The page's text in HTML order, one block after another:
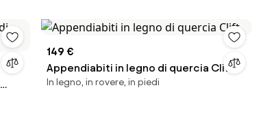
149 €
Appendiabiti in legno di quercia Clift
In legno, in rovere, in piedi